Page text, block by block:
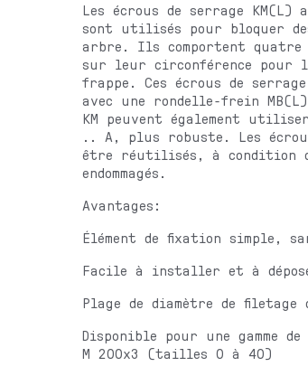
Les écrous de serrage KM(L)
sont utilisés pour bloquer
arbre. Ils comportent quatre
sur leur circonférence
frappe. Ces écrous de
avec une rondelle-frein
KM peuvent également
.. A, plus robuste. Les
être réutilisés, à condition
endommagés.
Avantages:
Élément de fixation simple,
Facile à installer et à
Plage de diamètre de filetage
Disponible pour une gamme
M 200x3 (tailles 0 à 40)